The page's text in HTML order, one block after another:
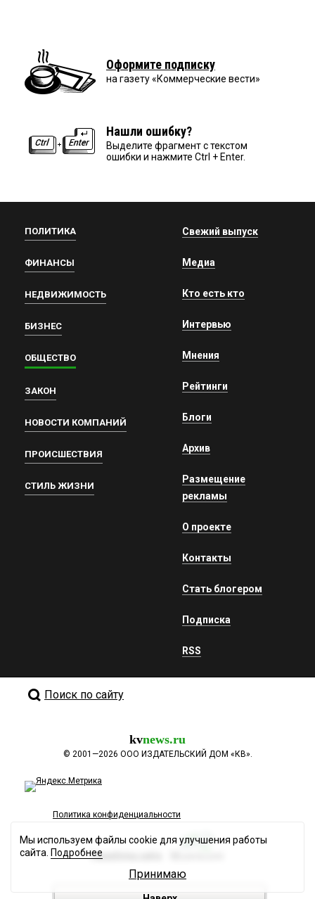
Оформите подписку
на газету «Коммерческие вести»
Нашли ошибку?
Выделите фрагмент с текстом
ошибки и нажмите Ctrl + Enter.
ПОЛИТИКА
ФИНАНСЫ
НЕДВИЖИМОСТЬ
БИЗНЕС
ОБЩЕСТВО
ЗАКОН
НОВОСТИ КОМПАНИЙ
ПРОИСШЕСТВИЯ
СТИЛЬ ЖИЗНИ
Свежий выпуск
Медиа
Кто есть кто
Интервью
Мнения
Рейтинги
Блоги
Архив
Размещение
рекламы
О проекте
Контакты
Стать блогером
Подписка
RSS
Поиск по сайту
kvnews.ru
© 2001—2026 ООО ИЗДАТЕЛЬСКИЙ ДОМ «КВ».
Политика конфиденциальности
Разработка сайта
Мы используем файлы cookie для улучшения работы
сайта. Подробнее
Принимаю